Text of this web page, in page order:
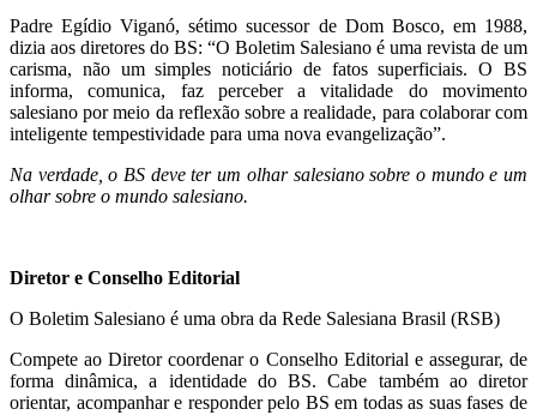
Padre Egídio Viganó, sétimo sucessor de Dom Bosco, em 1988,
dizia aos diretores do BS: “O Boletim Salesiano é uma revista de um
carisma, não um simples noticiário de fatos superficiais. O BS
informa, comunica, faz perceber a vitalidade do movimento
salesiano por meio da reflexão sobre a realidade, para colaborar com
inteligente tempestividade para uma nova evangelização”.
Na verdade, o BS deve ter um olhar salesiano sobre o mundo e um
olhar sobre o mundo salesiano.
Diretor e Conselho Editorial
O Boletim Salesiano é uma obra da Rede Salesiana Brasil (RSB)
Compete ao Diretor coordenar o Conselho Editorial e assegurar, de
forma dinâmica, a identidade do BS. Cabe também ao diretor
orientar, acompanhar e responder pelo BS em todas as suas fases de